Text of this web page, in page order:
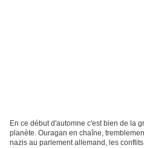
En ce début d'automne c'est bien de la
planète. Ouragan en chaîne,
nazis au parlement allemand, les